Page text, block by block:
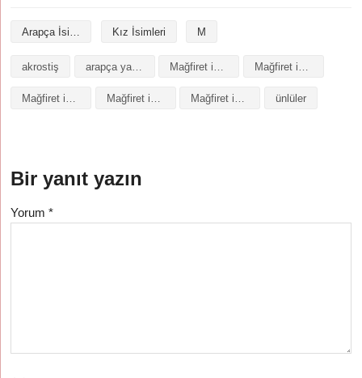
Arapça İsimler Kız İsimleri M
akrostiş arapça yazılışı
Mağfiret isminin baş harfleriyle şiir Mağfiret isminin kökeni Mağfiret isminin numerolojisi ünlüler
Bir yanıt yazın
Yorum*